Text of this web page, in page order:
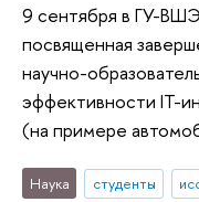
9 сентября в ГУ-
посвященная
научно-
эффективности IТ-
(на примере
Наука студенты